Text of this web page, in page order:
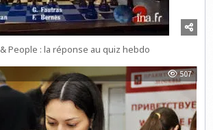
People : la réponse au quiz hebdo
507